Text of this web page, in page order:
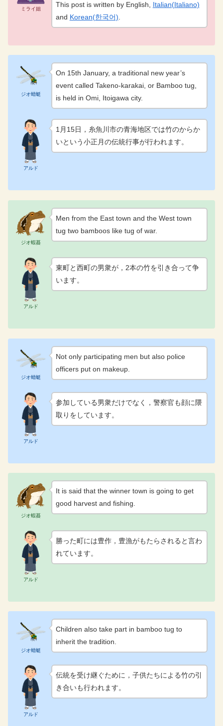
ミライ姐
This post is written by English, Italian(Italiano)
and Korean(한국어)
ジオ蜻蜓
On 15th January, a traditional new year’s
event called Takeno-karakai, or Bamboo tug,
is held in Omi, Itoigawa city.
アルド
1月15日，糸魚川市の青海地区では竹のからか
いという小正月の伝統行事が行われます。
ジオ蝦蟇
Men from the East town and the West town
tug two bamboos like tug of war.
アルド
東町と西町の男衆が，2本の竹を引き合って争
います。
ジオ蜻蜓
Not only participating men but also police
officers put on makeup.
アルド
参加している男衆だけでなく，警察官も顔に隈
取りをしています。
ジオ蝦蟇
It is said that the winner town is going to get
good harvest and fishing.
アルド
勝った町には豊作，豊漁がもたらされると言わ
れています。
ジオ蜻蜓
Children also take part in bamboo tug to
inherit the tradition.
アルド
伝統を受け継ぐために，子供たちによる竹の引
き合いも行われます。